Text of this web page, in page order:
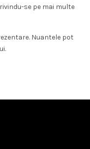
se pe mai multe
Nuantele pot